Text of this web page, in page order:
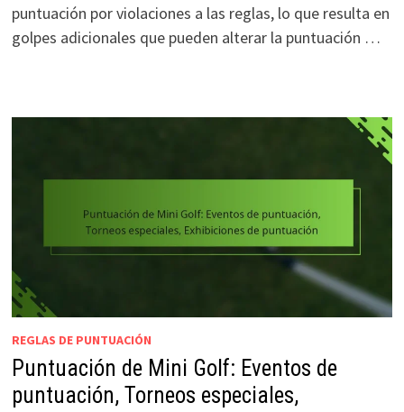
puntuación por violaciones a las reglas, lo que resulta en
golpes adicionales que pueden alterar la puntuación …
REGLAS DE PUNTUACIÓN
Puntuación de Mini Golf: Eventos de
puntuación, Torneos especiales,